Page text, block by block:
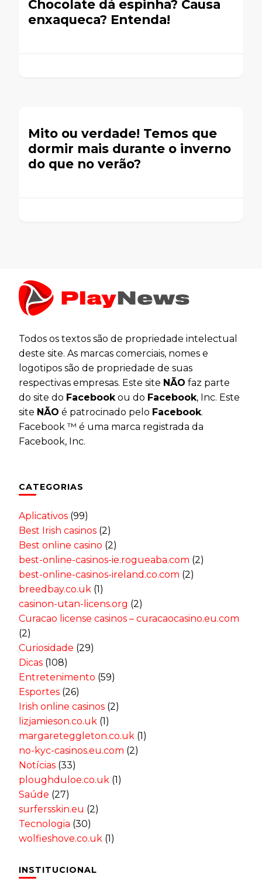
Chocolate dá espinha? Causa
enxaqueca? Entenda!
Mito ou verdade! Temos que
dormir mais durante o inverno
do que no verão?
Todos os textos são de propriedade intelectual
deste site. As marcas comerciais, nomes e
logotipos são de propriedade de suas
respectivas empresas. Este site NÃO faz parte
do site do Facebookou do Facebook, Inc. Este
site NÃO é patrocinado pelo Facebook.
Facebook ™ é uma marca registrada da
Facebook, Inc.
CATEGORIAS
Aplicativos (99)
Best Irish casinos (2)
Best online casino (2)
best-online-casinos-ie.rogueaba.com (2)
best-online-casinos-ireland.co.com (2)
breedbay.co.uk (1)
casinon-utan-licens.org (2)
Curacao license casinos – curacaocasino.eu.com
(2)
Curiosidade (29)
Dicas (108)
Entretenimento (59)
Esportes (26)
Irish online casinos (2)
lizjamieson.co.uk (1)
margareteggleton.co.uk (1)
no-kyc-casinos.eu.com (2)
Notícias (33)
ploughduloe.co.uk (1)
Saúde (27)
surfersskin.eu (2)
Tecnologia (30)
wolfieshove.co.uk (1)
INSTITUCIONAL